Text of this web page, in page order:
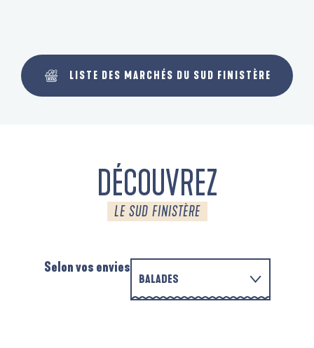
LISTE DES MARCHÉS DU SUD FINISTÈRE
DÉCOUVREZ
LE SUD FINISTÈRE
Selon vos envies
BALADES
PARCOURS D'INTERPRÉTATION DE L'ANSE